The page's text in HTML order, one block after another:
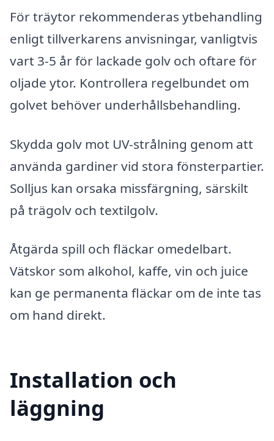
För träytor rekommenderas ytbehandling
enligt tillverkarens anvisningar, vanligtvis
vart 3-5 år för lackade golv och oftare för
oljade ytor. Kontrollera regelbundet om
golvet behöver underhållsbehandling.
Skydda golv mot UV-strålning genom att
använda gardiner vid stora fönsterpartier.
Solljus kan orsaka missfärgning, särskilt
på trägolv och textilgolv.
Åtgärda spill och fläckar omedelbart.
Vätskor som alkohol, kaffe, vin och juice
kan ge permanenta fläckar om de inte tas
om hand direkt.
Installation och
läggning